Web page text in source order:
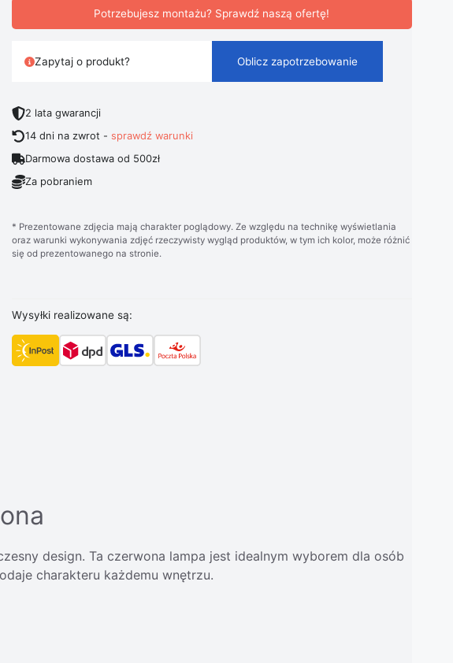
Potrzebujesz montażu? Sprawdź naszą ofertę!
Zapytaj o produkt? Oblicz zapotrzebowanie
2 lata gwarancji
14 dni na zwrot -sprawdź warunki
Darmowa dostawa od 500zł
Za pobraniem
* Prezentowane zdjęcia mają charakter poglądowy. Ze względu na technikę wyświetlania
oraz warunki wykonywania zdjęć rzeczywisty wygląd produktów, w tym ich kolor, może różnić
się od prezentowanego na stronie.
Wysyłki realizowane są:
design. Ta czerwona lampa jest idealnym wyborem dla osób
charakteru każdemu wnętrzu.